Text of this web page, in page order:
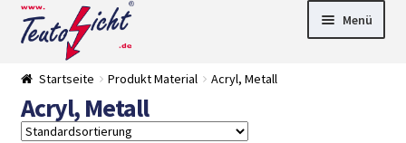
Zur
Navigation
springen
Springe
zum
Menü
Startseite Produkt Material Acryl, Metall
Acryl, Metall